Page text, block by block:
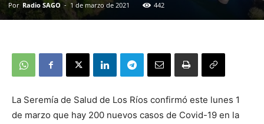
Por Radio SAGO - 1 de marzo de 2021 442
La Seremía de Salud de Los Ríos confirmó este lunes 1
de marzo que hay 200 nuevos casos de Covid-19 en la